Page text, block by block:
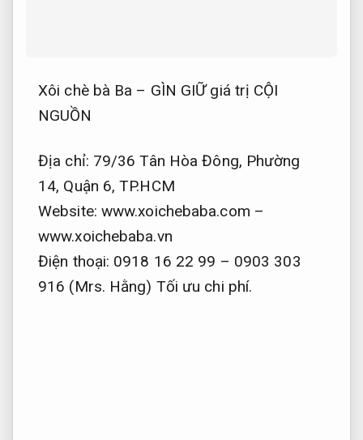
Xôi chè bà Ba – GÌN GIỮ giá trị CỘI
NGUỒN
Địa chỉ: 79/36 Tân Hòa Đông, Phường
14, Quận 6, TP.HCM
Website: www.xoichebaba.com –
www.xoichebaba.vn
Điện thoại: 0918 16 22 99 – 0903 303
916 (Mrs. Hằng) Tối ưu chi phí.